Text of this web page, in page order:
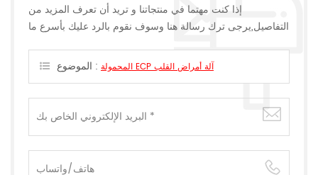
إذا كنت مهتما في منتجاتنا و تريد أن تعرف المزيد من
التفاصيل,يرجى ترك رسالة هنا وسوف نقوم بالرد عليك بأسرع ما
الموضوع :
المحمولة ECP آلة أمراض القلب